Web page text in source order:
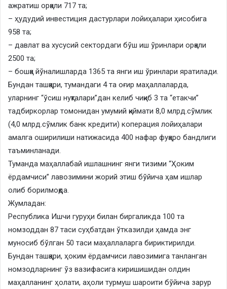
ажратиш орқали 717 та;
– ҳудудий инвестиция дастурлари лойиҳалари ҳисобига
958 та;
– давлат ва хусусий сектордаги бўш иш ўринлари орқали
2500 та;
– бошқа йўналишларда 1365 та янги иш ўринлари яратилади.
Бундан ташқари, тумандаги 4 та оғир маҳаллаларда,
уларнинг “ўсиш нуқталари”дан келиб чиқиб 3 та “етакчи”
тадбиркорлар томонидан умумий қиймати 8,0 млрд.сўмлик
(4,0 млрд.сўмлик банк кредити) коперация лойиҳалари
амалга оширилиши натижасида 400 нафар фуқаро бандлиги
таъминланади.
Туманда маҳаллабай ишлашнинг янги тизими “Ҳоким
ёрдамчиси” лавозимини жорий этиш бўйича ҳам ишлар
олиб борилмоқда.
Жумладан:
Республика Ишчи гуруҳи билан биргаликда 100 та
номзоддан 87 таси суҳбатдан ўтказилди ҳамда энг
муносиб бўлган 50 таси маҳаллаларга бириктирилди.
Бундан ташқари, ҳоким ёрдамчиси лавозимига танланган
номзодларнинг ўз вазифасига киришишидан олдин
маҳалланинг ҳолати, аҳоли турмуш шароити бўйича зарур